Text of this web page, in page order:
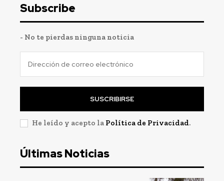
Subscribe
- No te pierdas ninguna noticia
SUSCRIBIRSE
He leído y acepto la Política de Privacidad.
Últimas Noticias